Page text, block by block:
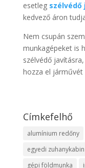
esetleg
kedvező áron
Nem csupán
munkagépeket is
szélvédő
hozza el járművét
Címkefelhő
alumínium redőny
egyedi zuhanykabin
gépi földmunka